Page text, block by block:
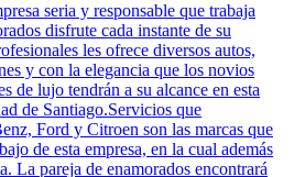
seria y responsable que trabaja
disfrute cada instante de su
les ofrece diversos autos,
y con la elegancia que los novios
de lujo tendrán a su alcance en esta
de Santiago.Servicios que
Ford y Citroen son las marcas que
de esta empresa, en la cual además
La pareja de enamorados encontrará